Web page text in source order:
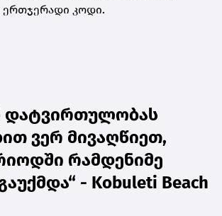
ერთჯერადი კოდი.
დატვირთულობას
ვერ მივაღწიეთ,
რამდენიმე
- Kobuleti Beach